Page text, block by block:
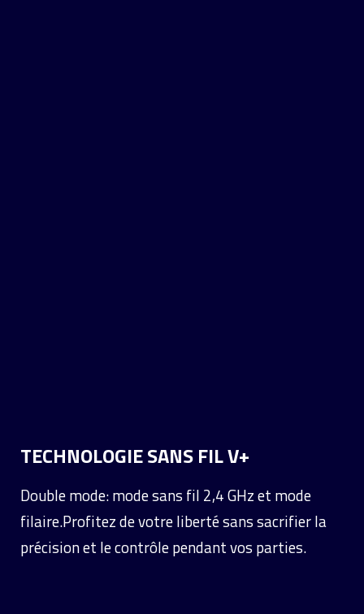
TECHNOLOGIE SANS FIL V+
Double mode: mode sans fil 2,4 GHz et mode
filaire.Profitez de votre liberté sans sacrifier la
précision et le contrôle pendant vos parties.